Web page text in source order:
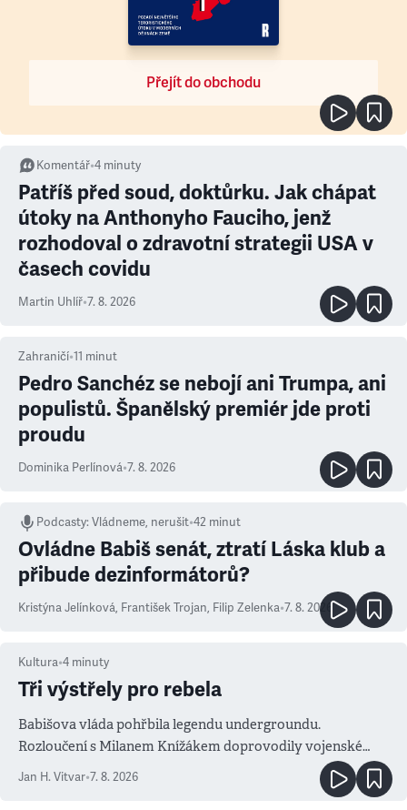
Přejít do obchodu
Komentář•4 minuty
Patříš před soud, doktůrku. Jak chápat
útoky na Anthonyho Fauciho, jenž
rozhodoval o zdravotní strategii USA v
časech covidu
Martin Uhlíř•7. 8. 2026
Zahraničí•11 minut
Pedro Sanchéz se nebojí ani Trumpa, ani
populistů. Španělský premiér jde proti
proudu
Dominika Perlínová•7. 8. 2026
Podcasty:Vládneme, nerušit•42 minut
Ovládne Babiš senát, ztratí Láska klub a
přibude dezinformátorů?
Kristýna Jelínková, František Trojan, Filip Zelenka•7. 8. 2026
Kultura•4 minuty
Tři výstřely pro rebela
Babišova vláda pohřbila legendu undergroundu.
Rozloučení s Milanem Knížákem doprovodily vojenské
Jan H. Vitvar•7. 8. 2026